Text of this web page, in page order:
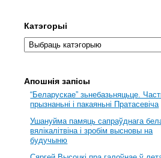
Катэгорыі
Апошнія запісы
“Беларускае” зьнебазьняцьце.
прызнаньні і пакаяньні Пратасевіча
Ушануйма памяць сапраўднага
вялікалітвіна і зробім высновы на
будучыню